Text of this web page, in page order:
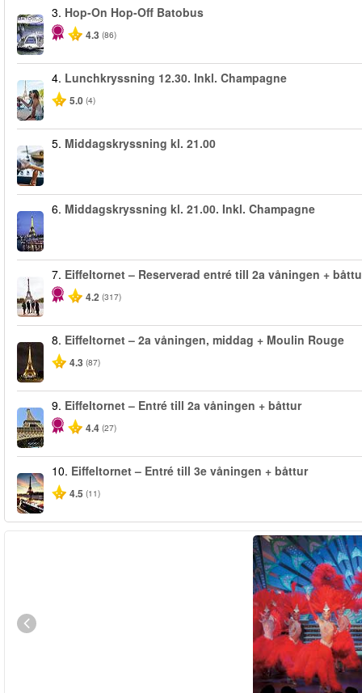
3. Hop-On Hop-Off Batobus
4.3 (86)
4. Lunchkryssning 12.30. Inkl. Champagne
5.0 (4)
5. Middagskryssning kl. 21.00
6. Middagskryssning kl. 21.00. Inkl. Champagne
7. Eiffeltornet – Reserverad entré till 2a våningen +
4.2 (317)
8. Eiffeltornet – 2a våningen, middag + Moulin Rouge
4.3 (87)
9. Eiffeltornet – Entré till 2a våningen + båttur
4.4 (27)
10. Eiffeltornet – Entré till 3e våningen + båttur
4.5 (11)